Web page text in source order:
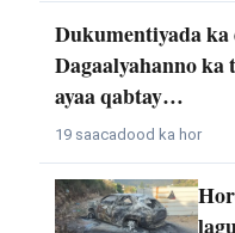
Dukumentiyada ka
Dagaalyahanno
ayaa qabtay…
19 saacadood ka hor